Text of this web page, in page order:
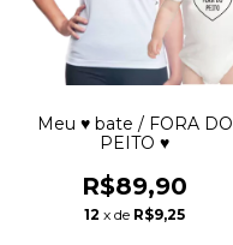
Meu ♥ bate / FORA DO
PEITO ♥
R$89,90
12 x de R$9,25